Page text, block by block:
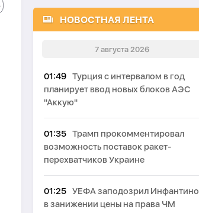
НОВОСТНАЯ ЛЕНТА
7 августа 2026
01:49 Турция с интервалом в год
планирует ввод новых блоков АЭС
"Аккую"
01:35 Трамп прокомментировал
возможность поставок ракет-
перехватчиков Украине
01:25 УЕФА заподозрил Инфантино
в занижении цены на права ЧМ